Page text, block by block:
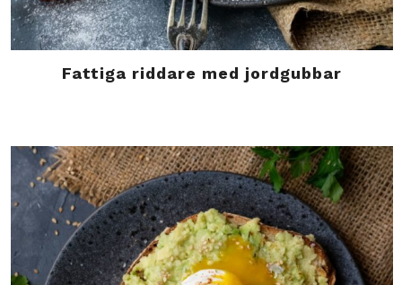
Fattiga riddare med jordgubbar